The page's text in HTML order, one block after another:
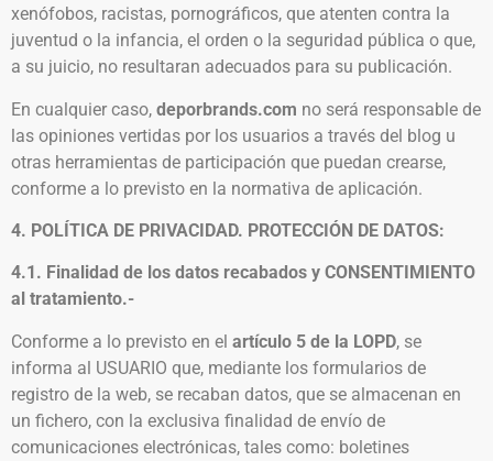
xenófobos, racistas, pornográficos, que atenten contra la
juventud o la infancia, el orden o la seguridad pública o que,
a su juicio, no resultaran adecuados para su publicación.
En cualquier caso, deporbrands.com no será responsable de
las opiniones vertidas por los usuarios a través del blog u
otras herramientas de participación que puedan crearse,
conforme a lo previsto en la normativa de aplicación.
4. POLÍTICA DE PRIVACIDAD. PROTECCIÓN DE DATOS:
4.1. Finalidad de los datos recabados y CONSENTIMIENTO
al tratamiento.-
Conforme a lo previsto en el artículo 5 de la LOPD, se
informa al USUARIO que, mediante los formularios de
registro de la web, se recaban datos, que se almacenan en
un fichero, con la exclusiva finalidad de envío de
comunicaciones electrónicas, tales como: boletines